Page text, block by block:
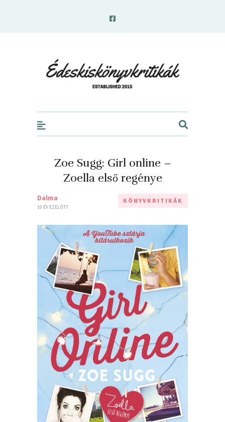
Zoe Sugg: Girl online –
Zoella első regénye
Dalma
10 ÉV EZELŐTT
KÖNYVKRITIKÁK